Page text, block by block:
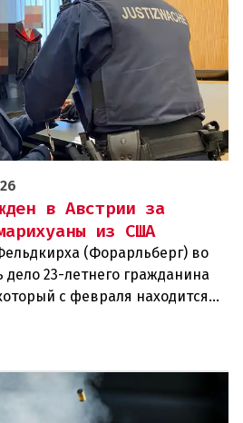
в Австрии за
из США
(Форарльберг) во
дело 23-летнего гражданина
с февраля находится
в том, что на протяжении